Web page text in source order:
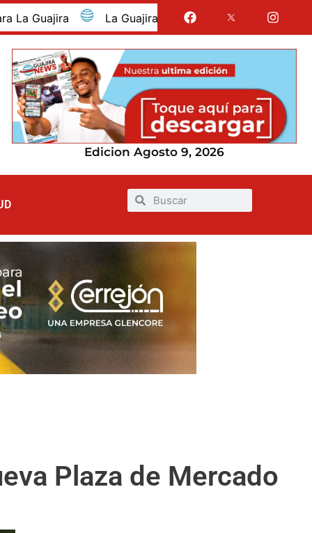
fue presentada como departamento invitado de
Edicion Agosto 9, 2026
Plaza de Mercado